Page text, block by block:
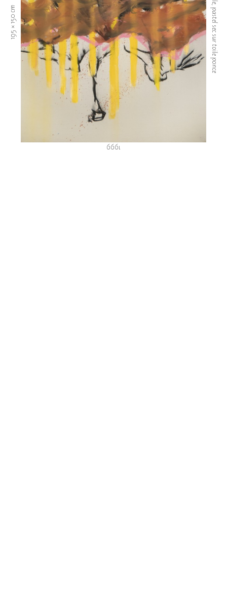
Fusain, huile, pastel sec sur toile ponce
1999
195 × 150 cm